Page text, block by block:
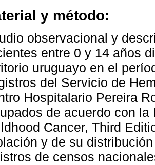
y método:
observacional y
entre 0 y 14 años
uruguayo en el
del Servicio de
Hospitalario Pereira
de acuerdo con
Cancer, Third
y de su
de censos